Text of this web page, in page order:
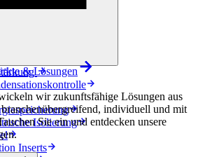
Isolierung
Inserts
& Lösungen
wir zukunftsfähige Lösungen aus
individuell und mit
Sie ein und entdecken unsere